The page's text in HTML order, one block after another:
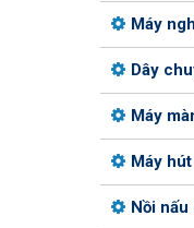
Máy
Dây
Máy
Máy
Nồi